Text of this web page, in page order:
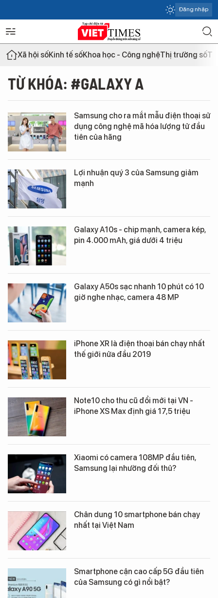
Đăng nhập
Xã hội sốKinh tế sốKhoa học - Công nghệThị trường số
TỪ KHÓA: #GALAXY A
Samsung cho ra mắt mẫu điện thoại sử
dụng công nghệ mã hóa lượng tử đầu
tiên của hãng
Lợi nhuận quý 3 của Samsung giảm
mạnh
Galaxy A10s - chip mạnh, camera kép,
pin 4.000 mAh, giá dưới 4 triệu
Galaxy A50s sạc nhanh 10 phút có 10
giờ nghe nhạc, camera 48 MP
iPhone XR là điện thoại bán chạy nhất
thế giới nửa đầu 2019
Note10 cho thu cũ đổi mới tại VN -
iPhone XS Max định giá 17,5 triệu
Xiaomi có camera 108MP đầu tiên,
Samsung lại nhường đối thủ?
Chân dung 10 smartphone bán chạy
nhất tại Việt Nam
Smartphone cận cao cấp 5G đầu tiên
của Samsung có gì nổi bật?